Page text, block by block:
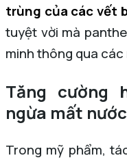
trùng của các vết
tuyệt vời mà
minh thông qua
Tăng cường
ngừa mất nước
Trong mỹ phẩm,